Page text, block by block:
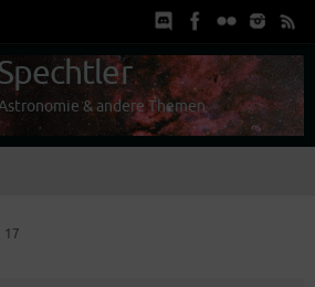
& andere Themen
17